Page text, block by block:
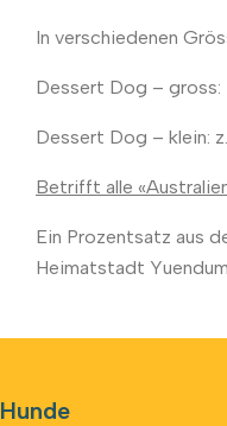
In verschiedenen
Dessert Dog – gross:
Dessert Dog – klein:
Betrifft alle
Ein Prozentsatz aus
Heimatstadt
Hunde